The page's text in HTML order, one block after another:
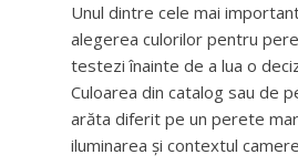
Unul dintre cele mai
alegerea culorilor pentru
testezi înainte de a lua o
Culoarea din catalog sau de
arăta diferit pe un perete
iluminarea și contextul